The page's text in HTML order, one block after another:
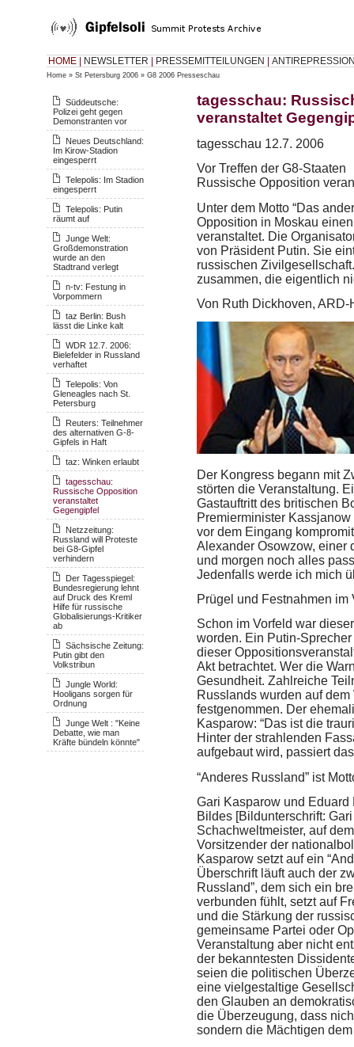
HOME NEWSLETTER PRESSEMITTEILUNGEN
Home » St Petersburg 2006 » G8 2006 Presseschau
Süddeutsche:
Polizei geht gegen
Demonstranten vor
Neues Deutschland:
Im Kirow-Stadion
eingesperrt
Telepolis: Im Stadion
eingesperrt
Telepolis: Putin
räumt auf
Junge Welt:
Großdemonstration
wurde an den
Stadtrand verlegt
n-tv: Festung in
Vorpommern
taz Berlin: Bush
lässt die Linke kalt
WDR 12.7. 2006:
Bielefelder in Russland
verhaftet
Telepolis: Von
Gleneagles nach St.
Petersburg
Reuters: Teilnehmer
des alternativen G-8-
Gipfels in Haft
taz: Winken erlaubt
tagesschau:
Russische Opposition
veranstaltet
Gegengipfel
Netzzeitung:
Russland will Proteste
bei G8-Gipfel
verhindern
Der Tagesspiegel:
Bundesregierung lehnt
auf Druck des Kreml
Hilfe für russische
Globalisierungs-Kritiker
ab
Sächsische Zeitung:
Putin gibt den
Volkstribun
Jungle World:
Hooligans sorgen für
Ordnung
Junge Welt : "Keine
Debatte, wie man
Kräfte bündeln könnte"
tagesschau:
veranstaltet
tagesschau 12.7. 2006
Vor Treffen der G8-Staaten
Russische Opposition
Unter dem Motto “Das
Opposition in Moskau
veranstaltet. Die
von Präsident Putin. Sie
russischen
zusammen, die eigentlich
Von Ruth Dickhoven, ARD-
Der Kongress begann mit
störten die Veranstaltung.
Gastauftritt des britischen
Premierminister
vor dem Eingang
Alexander Osowzow, einer
und morgen noch alles
Jedenfalls werde ich mich
Prügel und Festnahmen im
Schon im Vorfeld war
worden. Ein Putin-
dieser
Akt betrachtet. Wer die
Gesundheit. Zahlreiche
Russlands wurden auf
festgenommen. Der
Kasparow: “Das ist die
Hinter der strahlenden
aufgebaut wird, passiert
“Anderes Russland” ist
Gari Kasparow und
Bildes [Bildunterschrift:
Schachweltmeister, auf
Vorsitzender der
Kasparow setzt auf ein
Überschrift läuft auch der
Russland”, dem sich ein
verbunden fühlt, setzt auf
und die Stärkung der
gemeinsame Partei oder
Veranstaltung aber nicht
der bekanntesten
seien die politischen
eine vielgestaltige
den Glauben an
die Überzeugung, dass
sondern die Mächtigen